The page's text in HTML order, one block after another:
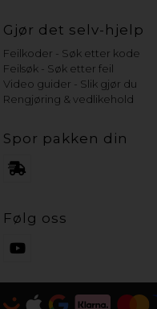
Gjør det selv-hjelp
Feilkoder - Søk etter kode
Feilsøk - Søk etter feil
Video guider - Slik gjør du
Rengjøring & vedlikehold
Spor pakken din
Følg oss